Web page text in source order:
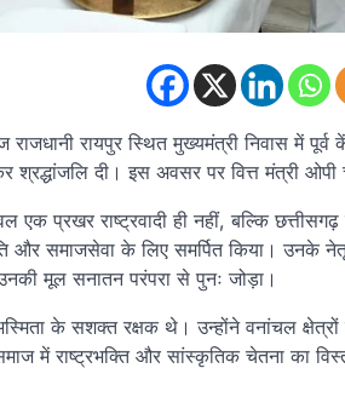
रायपुर स्थित मुख्यमंत्री निवास में पूर्व
श्रद्धांजलि दी। इस अवसर पर वित्त मंत्री
प्रखर राष्ट्रवादी ही नहीं, बल्कि
और समाजसेवा के लिए समर्पित किया। उनके
मूल सनातन परंपरा से पुनः जोड़ा।
के सशक्त रक्षक थे। उन्होंने वनांचल
में राष्ट्रभक्ति और सांस्कृतिक चेतना का